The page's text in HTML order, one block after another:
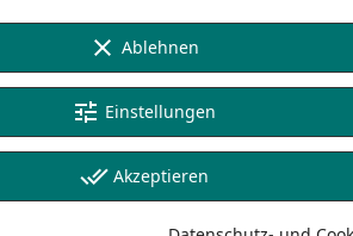
clear Ablehnen
tune Einstellungen
done_all Akzeptieren